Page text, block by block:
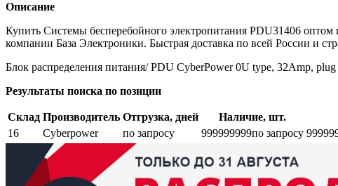
Описание
Купить Системы бесперебойного электропитания PDU31406
компании База Электроники. Быстрая доставка по всей России и
Блок распределения питания/ PDU CyberPower 0U type, 32Amp,
Результаты поиска по позиции
Склад Производитель Отгрузка, дней Наличие, шт.
16
Cyberpower по запросу 999999999по запросу